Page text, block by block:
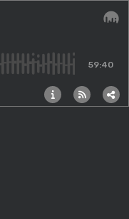
59:40